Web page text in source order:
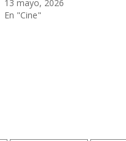
13 mayo, 2026
En "Cine"